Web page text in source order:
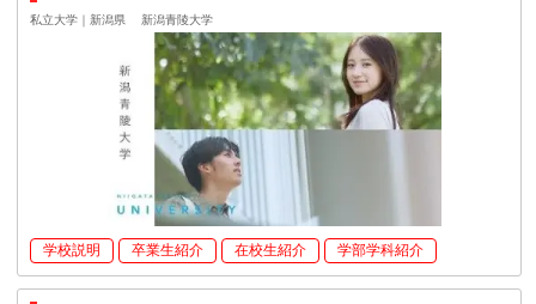
私立大学｜新潟県 新潟青陵大学
学校説明 卒業生紹介 在校生紹介 学部学科紹介